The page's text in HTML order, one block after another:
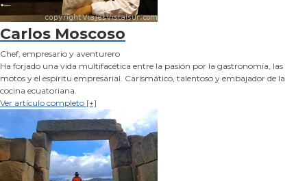
Carlos Moscoso
Chef, empresario y aventurero
Ha forjado una vida multifacética entre la pasión por la gastronomía, las
motos y el espíritu empresarial. Carismático, talentoso y embajador de la
cocina ecuatoriana.
Ver artículo completo [+]